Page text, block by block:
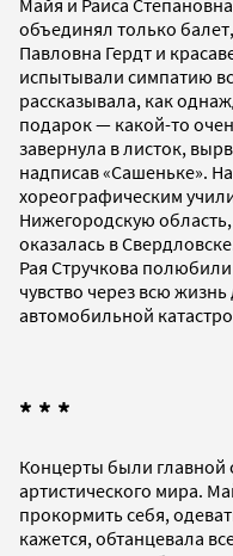
Майя и Раиса
объединял только
Павловна Гердт и
испытывали симпатию
рассказывала, как
подарок — какой-то
завернула в листок,
надписав «Сашеньке».
хореографическим
Нижегородскую
оказалась в
Рая Стручкова
чувство через всю
автомобильной
* * *
Концерты были главной
артистического мира.
прокормить себя,
кажется, обтанцевала